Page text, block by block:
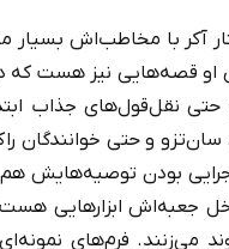
آکر با مخاطب‌اش
او قصه‌هایی نیز هست که
حتی نقل‌قول‌های جذاب
سان‌تزو و حتی خوانندگان
بودن توصیه‌هایش
جعبه‌اش ابزارهایی
می‌زنند. فرم‌های